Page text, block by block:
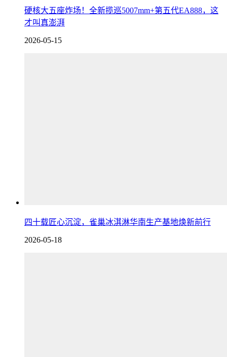
硬核大五座炸场！全新揽巡5007mm+第五代EA888，这
才叫真澎湃
2026-05-15
四十载匠心沉淀，雀巢冰淇淋华南生产基地焕新前行
2026-05-18